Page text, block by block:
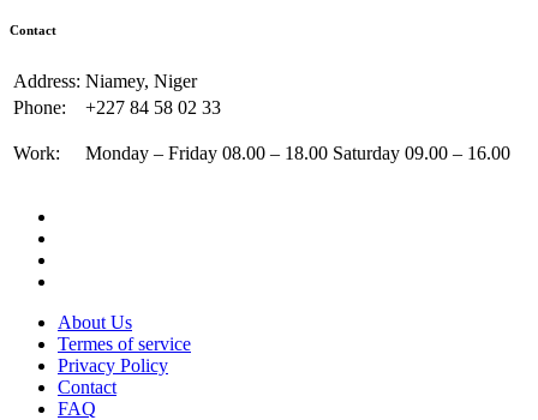
Contact
Address: Niamey, Niger
Phone:
+227 84 58 02 33
Work: Monday – Friday 08.00 – 18.00 Saturday 09.00 – 16.00
About Us
Termes of service
Privacy Policy
Contact
FAQ